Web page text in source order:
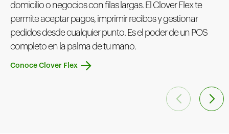
domicilio o negocios con filas largas. El Clover Flex te
permite aceptar pagos, imprimir recibos y gestionar
pedidos desde cualquier punto. Es el poder de un POS
completo en la palma de tu mano.
Conoce Clover Flex
Conoce Clover Mini